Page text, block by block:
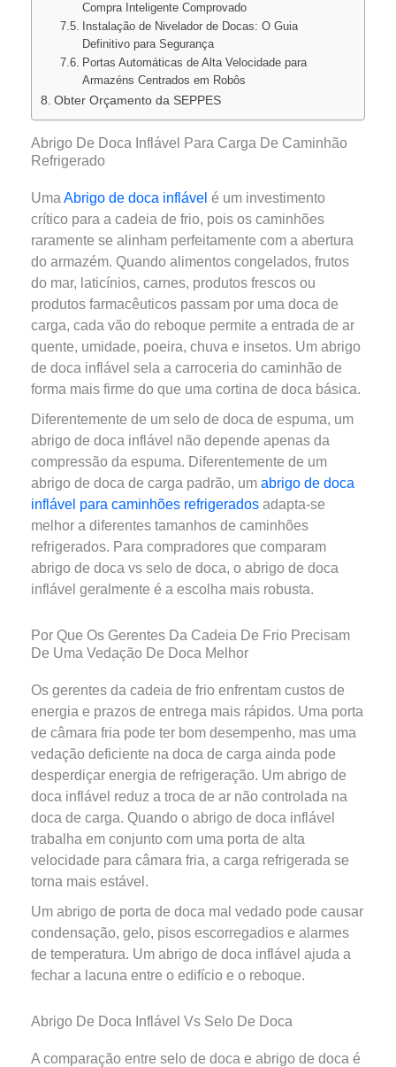
Compra Inteligente Comprovado
Instalação de Nivelador de Docas: O Guia
Definitivo para Segurança
Portas Automáticas de Alta Velocidade para
Armazéns Centrados em Robôs
Obter Orçamento da SEPPES
Abrigo De Doca Inflável Para Carga De Caminhão
Refrigerado
Uma Abrigo de doca inflável é um investimento
crítico para a cadeia de frio, pois os caminhões
raramente se alinham perfeitamente com a abertura
do armazém. Quando alimentos congelados, frutos
do mar, laticínios, carnes, produtos frescos ou
produtos farmacêuticos passam por uma doca de
carga, cada vão do reboque permite a entrada de ar
quente, umidade, poeira, chuva e insetos. Um abrigo
de doca inflável sela a carroceria do caminhão de
forma mais firme do que uma cortina de doca básica.
Diferentemente de um selo de doca de espuma, um
abrigo de doca inflável não depende apenas da
compressão da espuma. Diferentemente de um
abrigo de doca de carga padrão, um abrigo de doca
inflável para caminhões refrigeradosadapta-se
melhor a diferentes tamanhos de caminhões
refrigerados. Para compradores que comparam
abrigo de doca vs selo de doca, o abrigo de doca
inflável geralmente é a escolha mais robusta.
Por Que Os Gerentes Da Cadeia De Frio Precisam
De Uma Vedação De Doca Melhor
Os gerentes da cadeia de frio enfrentam custos de
energia e prazos de entrega mais rápidos. Uma porta
de câmara fria pode ter bom desempenho, mas uma
vedação deficiente na doca de carga ainda pode
desperdiçar energia de refrigeração. Um abrigo de
doca inflável reduz a troca de ar não controlada na
doca de carga. Quando o abrigo de doca inflável
trabalha em conjunto com uma porta de alta
velocidade para câmara fria, a carga refrigerada se
torna mais estável.
Um abrigo de porta de doca mal vedado pode causar
condensação, gelo, pisos escorregadios e alarmes
de temperatura. Um abrigo de doca inflável ajuda a
fechar a lacuna entre o edifício e o reboque.
Abrigo De Doca Inflável Vs Selo De Doca
A comparação entre selo de doca e abrigo de doca é